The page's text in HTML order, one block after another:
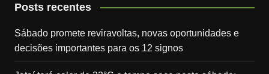
Posts recentes
Sábado promete reviravoltas, novas oportunidades e
decisões importantes para os 12 signos